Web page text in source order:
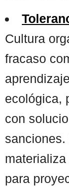
Cultura
fracaso
ecológica,
con
para